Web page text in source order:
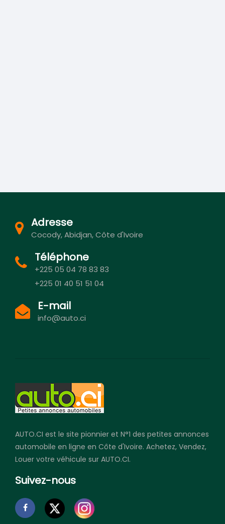
Adresse
Cocody, Abidjan, Côte d'Ivoire
Téléphone
+225 05 04 78 83 83
+225 01 40 51 51 04
E-mail
info@auto.ci
AUTO.CI est le site pionnier et N°1 des petites annonces
automobile en ligne en Côte d'Ivoire. Achetez, Vendez,
Louer votre véhicule sur AUTO.CI.
Suivez-nous